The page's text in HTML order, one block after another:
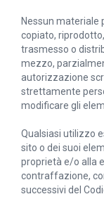
Nessun materiale
copiato,
trasmesso o
mezzo,
autorizzazione
strettamente
modificare gli
Qualsiasi utilizzo
sito o dei suoi
proprietà e/o alla
contraffazione,
successivi del